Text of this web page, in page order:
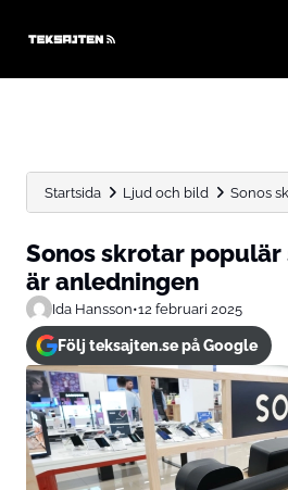
Startsida Ljud och bild Sonos
Sonos skrotar
är anledningen
Ida Hansson•12 februari 2025
Följ teksajten.se på Google